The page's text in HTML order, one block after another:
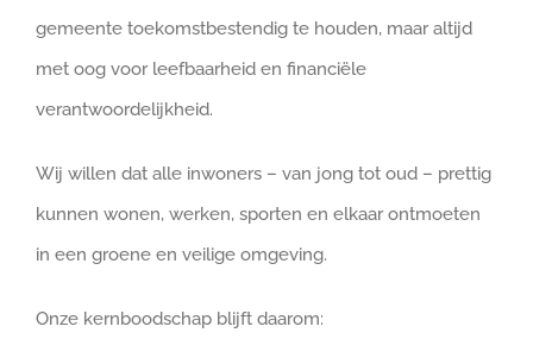
gemeente toekomstbestendig te houden, maar altijd
met oog voor leefbaarheid en financiële
verantwoordelijkheid.
Wij willen dat alle inwoners – van jong tot oud – prettig
kunnen wonen, werken, sporten en elkaar ontmoeten
in een groene en veilige omgeving.
Onze kernboodschap blijft daarom: